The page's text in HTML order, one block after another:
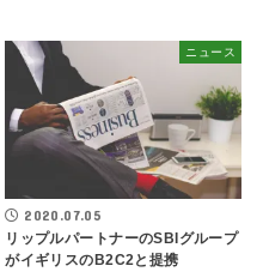
ニュース
2020.07.05
リップルパートナーのSBIグループ
がイギリスのB2C2と提携